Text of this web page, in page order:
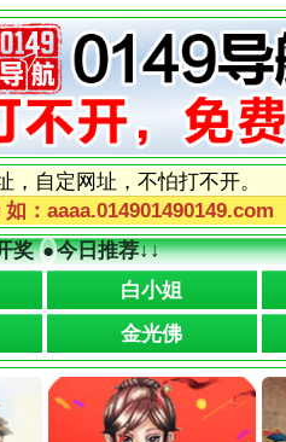
，自定网址，不怕打不开。
：aaaa.014901490149.com
奖●今日推荐↓↓
白小姐
金光佛